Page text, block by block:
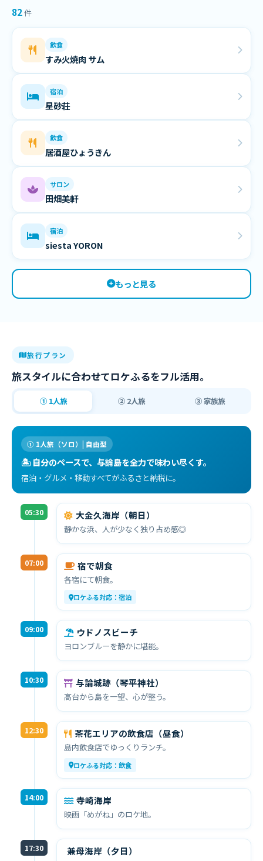
82件
飲食
すみ火焼肉 サム
宿泊
星砂荘
飲食
居酒屋ひょうきん
サロン
田畑美軒
宿泊
siesta YORON
もっと見る
旅行プラン
旅スタイルに合わせてロケふるをフル活用。
① 1人旅 ② 2人旅 ③ 家族旅
① 1人旅（ソロ）| 自由型
🏝 自分のペースで、与論島を全力で味わい尽くす。
宿泊・グルメ・移動すべてがふるさと納税に。
05:30 大金久海岸（朝日）
静かな浜、人が少なく独り占め感◎
07:00 宿で朝食
各宿にて朝食。
ロケふる対応：宿泊
09:00 ウドノスビーチ
ヨロンブルーを静かに堪能。
10:30 与論城跡（琴平神社）
高台から島を一望、心が整う。
12:30 茶花エリアの飲食店（昼食）
島内飲食店でゆっくりランチ。
ロケふる対応：飲食
14:00 寺崎海岸
映画「めがね」のロケ地。
17:30 兼母海岸（夕日）